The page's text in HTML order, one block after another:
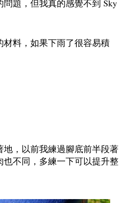
題，但我真的感覺不到 Sky
料，如果下雨了很容易積
，以前我練過腳底前半段著
不同，多練一下可以提升整